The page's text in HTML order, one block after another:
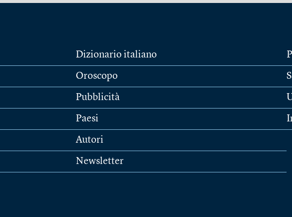
Dizionario italiano
Oroscopo
Pubblicità
Paesi
Autori
Newsletter